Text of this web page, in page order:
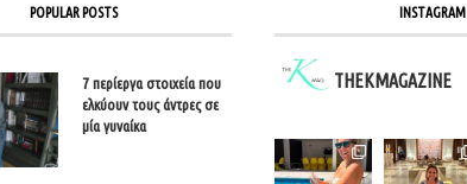
POPULAR POSTS
7 περίεργα στοιχεία που
ελκύουν τους άντρες σε
μία γυναίκα
INSTAGRAM
THEKMAGAZINE